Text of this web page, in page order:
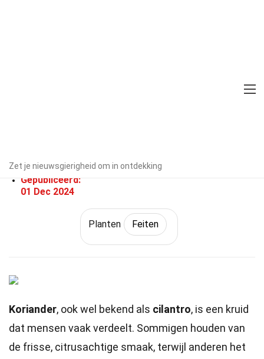
Zet je nieuwsgierigheid om in ontdekking
Guinna Moya
Gepubliceerd:
01 Dec 2024
Planten Feiten
Koriander, ook wel bekend als cilantro, is een kruid
dat mensen vaak verdeelt. Sommigen houden van
de frisse, citrusachtige smaak, terwijl anderen het